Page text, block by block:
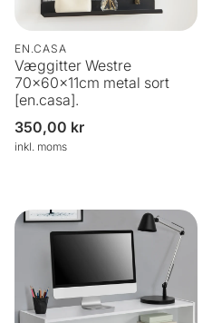
EN.CASA
Væggitter Westre
70x60x11cm metal sort
[en.casa].
Normalpris
350,00 kr
inkl. moms